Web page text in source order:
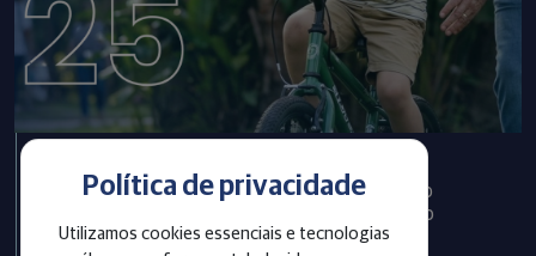
Política de privacidade
Utilizamos cookies essenciais e tecnologias
Infraprev publica Relatório
Anual com informações do
exercício 2025